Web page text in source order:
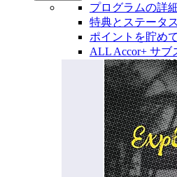
プログラムの詳
特典とステータス
ポイントを貯め
ALL Accor+ サブ